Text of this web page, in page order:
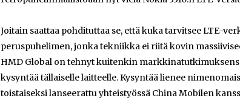
Joitain saattaa pohdituttaa se, että kuka tarvitsee LTE-
peruspuhelimen, jonka tekniikka ei riitä kovin
HMD Global on tehnyt kuitenkin
kysyntää tällaiselle laitteelle. Kysyntää lienee
toistaiseksi lanseerattu yhteistyössä China Mobilen